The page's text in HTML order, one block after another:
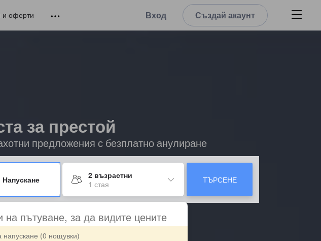
и оферти Вход Създай акаунт
за престой
предложения с безплатно анулиране
Напускане
2 възрастни
1 стая
ТЪРСЕНЕ
на пътуване, за да видите цените
(0 нощувки)